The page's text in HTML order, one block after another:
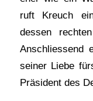
ruft Kreuch
dessen
Anschliessend
seiner Liebe
Präsident des